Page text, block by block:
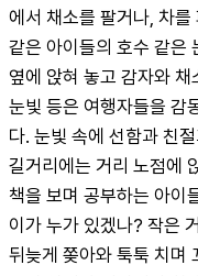
에서 채소를 팔거나, 차
같은 아이들의 호수 같은
옆에 앉혀 놓고 감자와
눈빛 등은 여행자들을 감
다. 눈빛 속에 선함과 친
길거리에는 거리 노점에
책을 보며 공부하는 아이
이가 누가 있겠나? 작은
뒤늦게 쫒아와 툭툭 치며